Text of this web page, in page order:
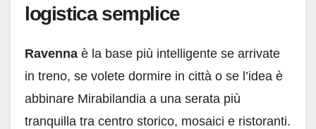
logistica semplice
Ravenna è la base più intelligente se arrivate
in treno, se volete dormire in città o se l’idea è
abbinare Mirabilandia a una serata più
tranquilla tra centro storico, mosaici e ristoranti.